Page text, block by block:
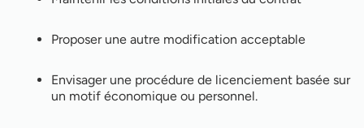
Proposer une autre modification acceptable
Envisager une procédure de licenciement basée sur
un motif économique ou personnel.